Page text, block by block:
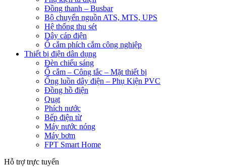
Đồng thanh – Busbar
Bộ chuyển nguồn ATS, MTS, UPS
Hệ thống thu sét
Dây cáp điện
Ổ cắm phích cắm công nghiệp
Thiết bị điện dân dụng
Đèn chiếu sáng
Ổ cắm – Công tắc – Mặt thiết bị
Ống luồn dây điện – Phụ Kiện PVC
Đồng hồ điện
Quạt
Phích nước
Bếp điện từ
Máy nước nóng
Máy bơm
FPT Smart Home
Hỗ trợ trực tuyến